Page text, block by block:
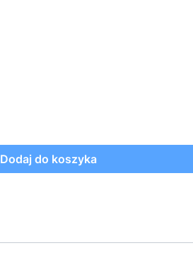
Dodaj do koszyka